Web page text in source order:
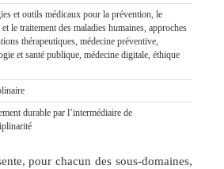
et outils médicaux pour la prévention, le
le traitement des maladies humaines, approches
thérapeutiques, médecine préventive,
et santé publique, médecine digitale, éthique
durable par l’intermédiaire de
pour chacun des sous-domaines,